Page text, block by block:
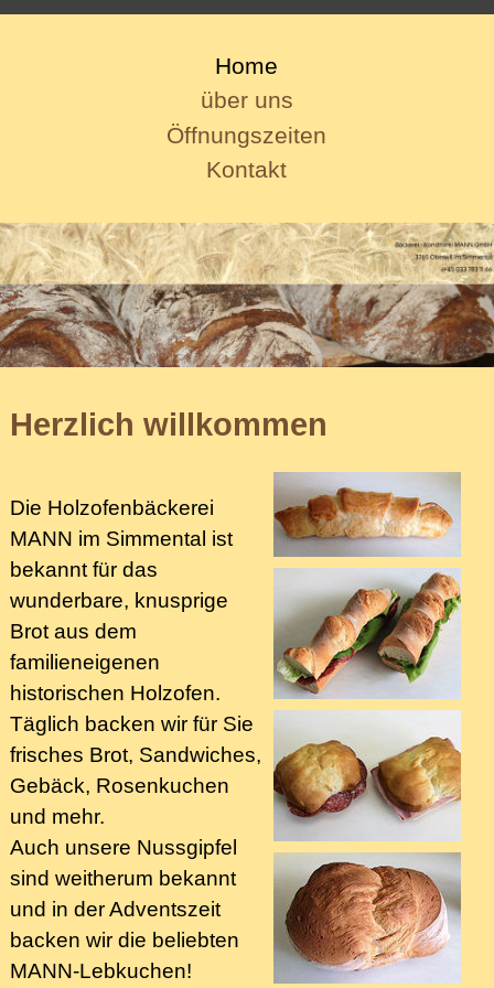
Home
über uns
Öffnungszeiten
Kontakt
Herzlich willkommen
Die Holzofenbäckerei
MANN im Simmental ist
bekannt für das
wunderbare, knusprige
Brot aus dem
familieneigenen
historischen Holzofen.
Täglich backen wir für Sie
frisches Brot, Sandwiches,
Gebäck, Rosenkuchen
und mehr.
Auch unsere Nussgipfel
sind weitherum bekannt
und in der Adventszeit
backen wir die beliebten
MANN-Lebkuchen!